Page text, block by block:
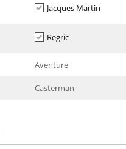
Jacques Martin
Regric
Aventure
Casterman